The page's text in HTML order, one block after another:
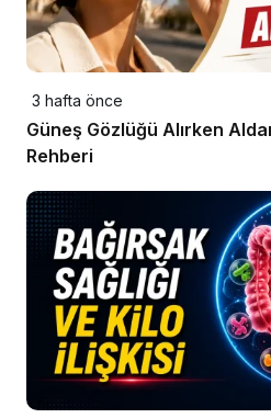
3 hafta önce
Güneş Gözlüğü Alırken
Rehberi